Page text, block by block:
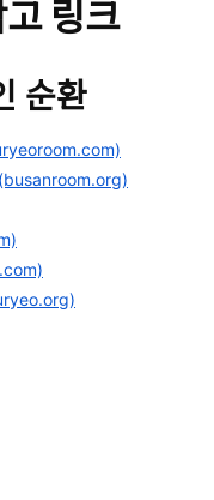
링크
순환